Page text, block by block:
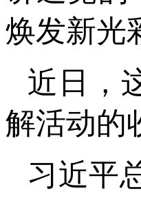
焕发新光
近日，
解活动的
习近平